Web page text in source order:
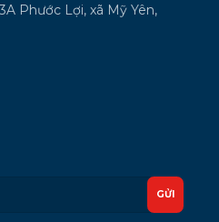
Phước Lợi, xã Mỹ Yên,
GỬI